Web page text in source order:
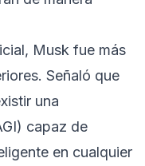
Musk fue más
Señaló que
una
capaz de
en cualquier